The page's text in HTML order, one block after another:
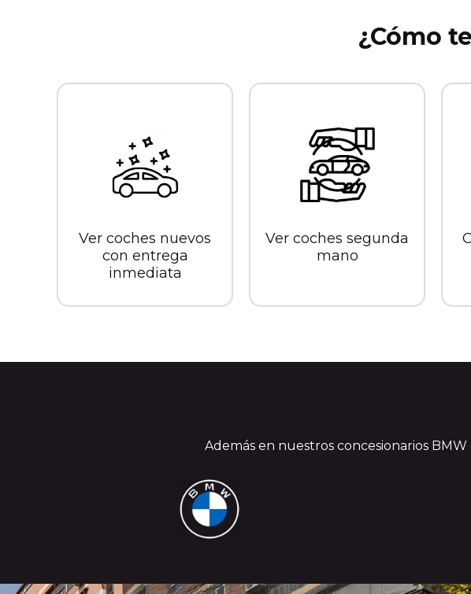
¿Cómo
Ver coches nuevos
con entrega
inmediata
Ver coches segunda
mano
Además en nuestros concesionarios